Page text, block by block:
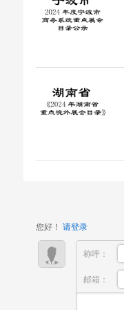
您好！ 请登录
称呼：
邮箱：